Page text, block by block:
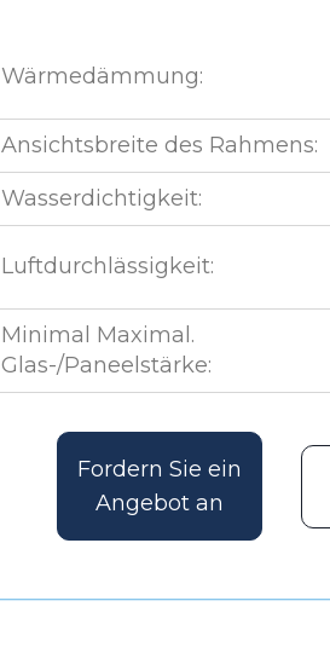
Wärmedämmung:
Ansichtsbreite des Rahmens:
Wasserdichtigkeit:
Luftdurchlässigkeit:
Minimal Maximal.
Glas-/Paneelstärke:
Fordern Sie ein
Angebot an